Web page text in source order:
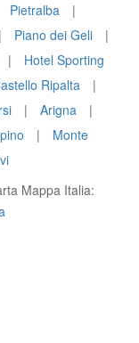
Pietralba
|
| Piano dei Geli
|
|
Hotel Sporting
Ripalta
|
| Arigna
|
|
Monte
Mappa Italia: